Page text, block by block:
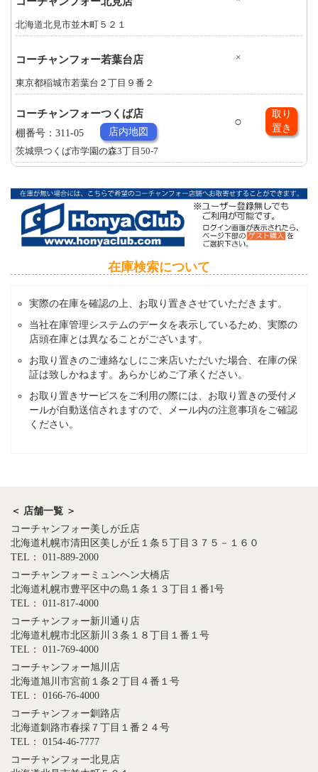
北海道北見市並木町５２１
コーチャンフォー若葉台店 ×
東京都稲城市若葉台２丁目９番２
コーチャンフォーつくば店
○
取り
置き
棚番号：311-05 店内地図
茨城県つくば市学園の森3丁目50-7
在庫検索について
実際の在庫を確認の上、お取り置きさせていただきます。
当社在庫管理システムのデータを表示しているため、実際の
店頭在庫とは異なることがございます。
お取り置きのご連絡なしにご来店いただいた場合、在庫の保
証は致しかねます。あらかじめご了承ください。
お取り置きサービスをご利用の際には、お取り置きの受付メ
ールが自動送信されますので、メール内の注意事項をご確認
ください。
＜ 店舗一覧 ＞
コーチャンフォー美しが丘店
北海道札幌市清田区美しが丘１条５丁目３７５－１６０
TEL： 011-889-2000
コーチャンフォーミュンヘン大橋店
北海道札幌市豊平区中の島１条１３丁目１番1号
TEL： 011-817-4000
コーチャンフォー新川通り店
北海道札幌市北区新川３条１８丁目１番１号
TEL： 011-769-4000
コーチャンフォー旭川店
北海道旭川市宮前１条２丁目４番１号
TEL： 0166-76-4000
コーチャンフォー釧路店
北海道釧路市春採７丁目１番２４号
TEL： 0154-46-7777
コーチャンフォー北見店